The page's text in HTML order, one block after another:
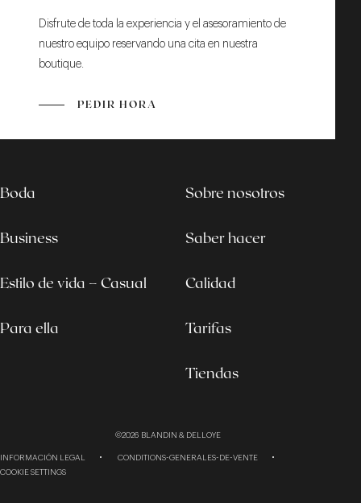
Disfrute de toda la experiencia y el asesoramiento de
nuestro equipo reservando una cita en nuestra
boutique.
PEDIR HORA
Boda
Business
Estilo de vida – Casual
Para ella
Sobre nosotros
Saber hacer
Calidad
Tarifas
Tiendas
©2026 BLANDIN & DELLOYE
INFORMACIÓN LEGAL
CONDITIONS-GENERALES-DE-VENTE
COOKIE SETTINGS